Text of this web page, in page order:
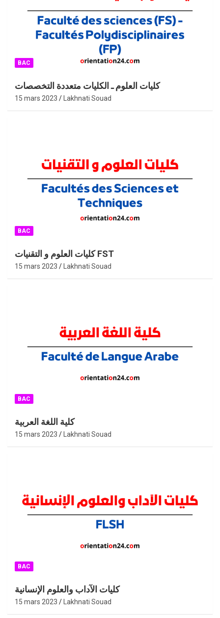
BAC
كليات العلوم ـ الكليات متعددة التخصصات
15 mars 2023 Lakhnati Souad
BAC
كليات العلوم و التقنيات FST
15 mars 2023 Lakhnati Souad
BAC
كلية اللغة العربية
15 mars 2023 Lakhnati Souad
BAC
كليات الآداب والعلوم الإنسانية
15 mars 2023 Lakhnati Souad